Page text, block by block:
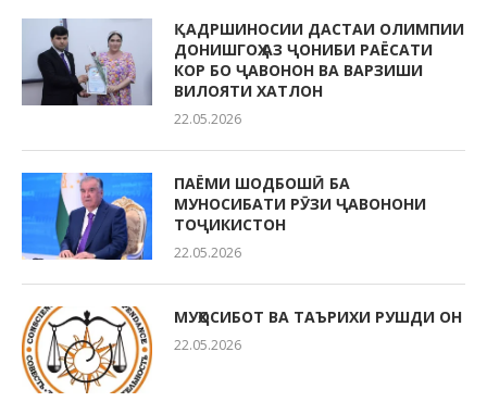
ҚАДРШИНОСИИ ДАСТАИ ОЛИМПИИ
ДОНИШГОҲ АЗ ҶОНИБИ РАЁСАТИ
КОР БО ҶАВОНОН ВА ВАРЗИШИ
ВИЛОЯТИ ХАТЛОН
22.05.2026
ПАЁМИ ШОДБОШӢ БА
МУНОСИБАТИ РӮЗИ ҶАВОНОНИ
ТОҶИКИСТОН
22.05.2026
МУҲОСИБОТ ВА ТАЪРИХИ РУШДИ ОН
22.05.2026